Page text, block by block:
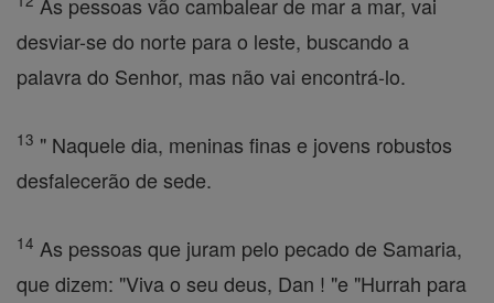
desviar-se do norte para o leste, buscando a
palavra do Senhor, mas não vai encontrá-lo.
13 " Naquele dia, meninas finas e jovens robustos
desfalecerão de sede.
14 As pessoas que juram pelo pecado de Samaria,
que dizem: "Viva o seu deus, Dan ! "e "Hurrah para